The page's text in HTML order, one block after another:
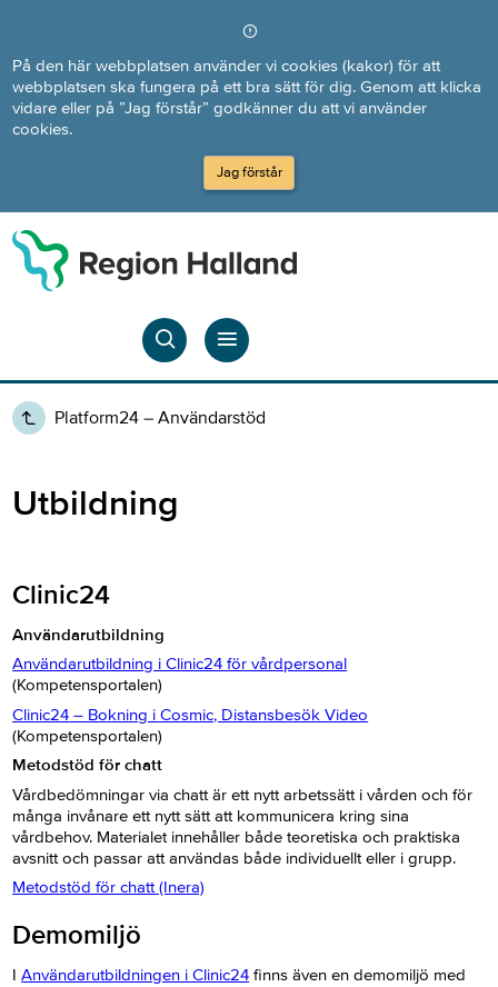
På den här webbplatsen använder vi cookies (kakor) för att
webbplatsen ska fungera på ett bra sätt för dig. Genom att klicka
vidare eller på ”Jag förstår” godkänner du att vi använder
cookies.
Jag förstår
Platform24 – Användarstöd
Utbildning
Clinic24
Användarutbildning
Användarutbildning i Clinic24 för vårdpersonal
(Kompetensportalen)
Clinic24 – Bokning i Cosmic, Distansbesök Video
(Kompetensportalen)
Metodstöd för chatt
Vårdbedömningar via chatt är ett nytt arbetssätt i vården och för
många invånare ett nytt sätt att kommunicera kring sina
vårdbehov. Materialet innehåller både teoretiska och praktiska
avsnitt och passar att användas både individuellt eller i grupp.
Metodstöd för chatt (Inera)
Demomiljö
IAnvändarutbildningen i Clinic24 finns även en demomiljö med